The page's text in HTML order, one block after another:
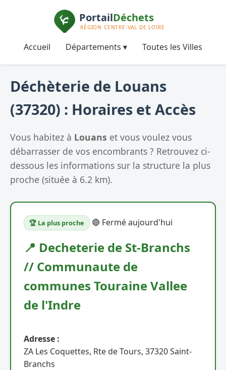
Accueil Départements ▾ Toutes les Villes
Déchèterie de Louans
(37320) : Horaires et Accès
Vous habitez à Louans et vous voulez vous
débarrasser de vos encombrants ? Retrouvez ci-
dessous les informations sur la structure la plus
proche (située à 6.2 km).
🏆 La plus proche 🔴 Fermé aujourd'hui
📍 Decheterie de St-Branchs
// Communaute de
communes Touraine Vallee
de l'Indre
Adresse :
ZA Les Coquettes, Rte de Tours, 37320 Saint-
Branchs